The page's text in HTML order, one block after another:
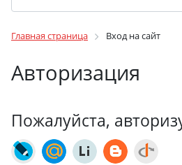
Главная страница Вход на сайт
Авторизация
Пожалуйста,